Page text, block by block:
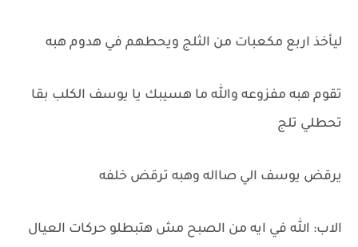
ليأخذ اربع مكعبات من الثلج ويحطهم في هدوم هبه
تقوم هبه مفزوعه والله ما هسيبك يا يوسف الكلب بقا
تحطلي تلج
يرقض يوسف الي صااله وهبه ترقض خلفه
الاب: الله في ايه من الصبح مش هتبطلو حركات العيال